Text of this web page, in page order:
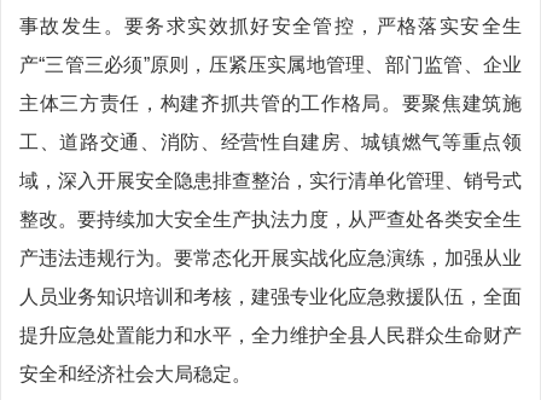
事故发生。要务求实效抓好安全管控，严格落实安全生
产“三管三必须”原则，压紧压实属地管理、部门监管、企业
主体三方责任，构建齐抓共管的工作格局。要聚焦建筑施
工、道路交通、消防、经营性自建房、城镇燃气等重点领
域，深入开展安全隐患排查整治，实行清单化管理、销号式
整改。要持续加大安全生产执法力度，从严查处各类安全生
产违法违规行为。要常态化开展实战化应急演练，加强从业
人员业务知识培训和考核，建强专业化应急救援队伍，全面
提升应急处置能力和水平，全力维护全县人民群众生命财产
安全和经济社会大局稳定。